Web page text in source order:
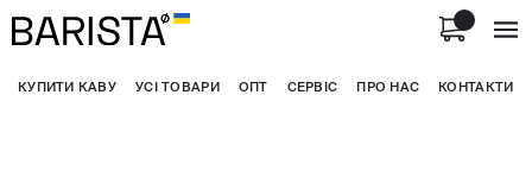
КУПИТИ КАВУ УСІ ТОВАРИ ОПТ СЕРВІС ПРО НАС КОНТАКТИ